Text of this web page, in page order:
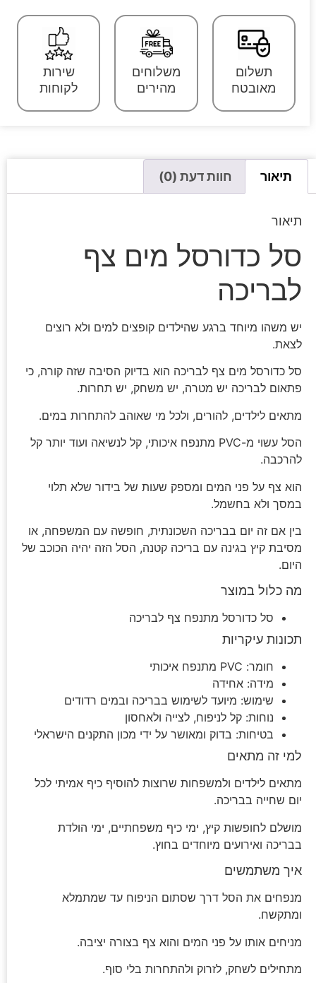
תשלום
מאובטח
משלוחים
מהירים
שירות
לקוחות
תיאור חוות דעת (0)
תיאור
סל כדורסל מים צף
לבריכה
יש משהו מיוחד ברגע שהילדים קופצים למים ולא רוצים
לצאת.
סל כדורסל מים צף לבריכה הוא בדיוק הסיבה שזה קורה, כי
פתאום לבריכה יש מטרה, יש משחק, יש תחרות.
מתאים לילדים, להורים, ולכל מי שאוהב להתחרות במים.
הסל עשוי מ-PVC מתנפח איכותי, קל לנשיאה ועוד יותר קל
להרכבה.
הוא צף על פני המים ומספק שעות של בידור שלא תלוי
במסך ולא בחשמל.
בין אם זה יום בבריכה השכונתית, חופשה עם המשפחה, או
מסיבת קיץ בגינה עם בריכה קטנה, הסל הזה יהיה הכוכב של
היום.
מה כלול במוצר
סל כדורסל מתנפח צף לבריכה
תכונות עיקריות
חומר: PVC מתנפח איכותי
מידה: אחידה
שימוש: מיועד לשימוש בבריכה ובמים רדודים
נוחות: קל לניפוח, לצייה ולאחסון
בטיחות: בדוק ומאושר על ידי מכון התקנים הישראלי
למי זה מתאים
מתאים לילדים ולמשפחות שרוצות להוסיף כיף אמיתי לכל
יום שחייה בבריכה.
מושלם לחופשות קיץ, ימי כיף משפחתיים, ימי הולדת
בבריכה ואירועים מיוחדים בחוץ.
איך משתמשים
מנפחים את הסל דרך שסתום הניפוח עד שמתמלא
ומתקשח.
מניחים אותו על פני המים והוא צף בצורה יציבה.
מתחילים לשחק, לזרוק ולהתחרות בלי סוף.